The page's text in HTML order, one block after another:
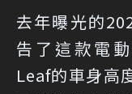
去年曝光的
告了這款電
Leaf的車身高